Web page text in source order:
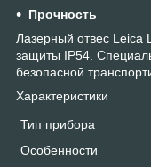
Прочность
Лазерный отвес Leica
защиты IP54.
безопасной
Характеристики
Тип прибора
Особенности